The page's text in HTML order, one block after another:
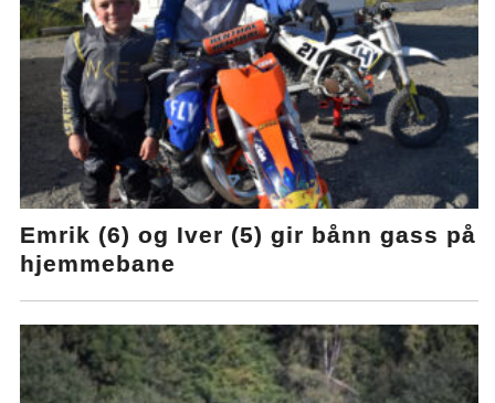
Emrik (6) og Iver (5) gir bånn gass på
hjemmebane